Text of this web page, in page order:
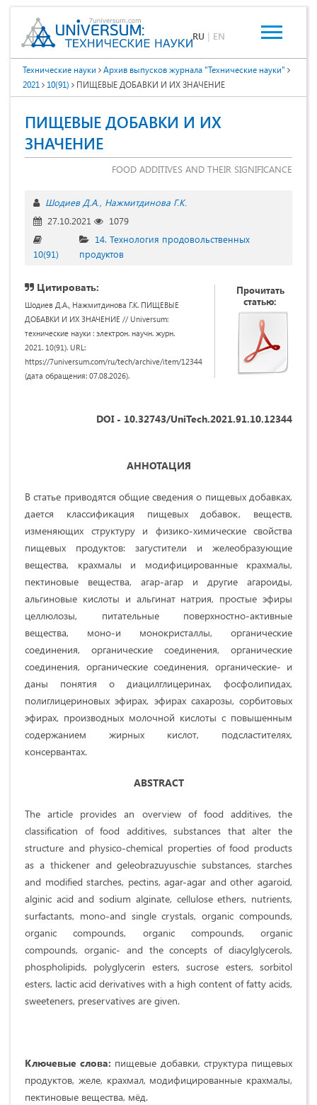
RU | EN
Технические науки
Архив выпусков журнала "Технические науки"
2021
10(91) ПИЩЕВЫЕ ДОБАВКИ И ИХ ЗНАЧЕНИЕ
ПИЩЕВЫЕ ДОБАВКИ И ИХ
ЗНАЧЕНИЕ
FOOD ADDITIVES AND THEIR SIGNIFICANCE
Шодиев Д.А. Нажмитдинова Г.К.
27.10.2021
1079
10(91)
14. Технология продовольственных
продуктов
Цитировать:
Шодиев Д.А., Нажмитдинова Г.К. ПИЩЕВЫЕ
ДОБАВКИ И ИХ ЗНАЧЕНИЕ // Universum:
технические науки : электрон. научн. журн.
2021. 10(91). URL:
https://7universum.com/ru/tech/archive/item/12344
(дата обращения: 07.08.2026).
Прочитать
статью:
DOI - 10.32743/UniTech.2021.91.10.12344
АННОТАЦИЯ
В статье приводятся общие сведения о пищевых добавках,
дается классификация пищевых добавок, веществ,
изменяющих структуру и физико-химические свойства
пищевых продуктов: загустители и желеобразующие
вещества, крахмалы и модифицированные крахмалы,
пектиновые вещества, агар-агар и другие агароиды,
альгиновые кислоты и альгинат натрия, простые эфиры
целлюлозы, питательные поверхностно-активные
вещества, моно-и монокристаллы, органические
соединения, органические соединения, органические
соединения, органические соединения, органические- и
даны понятия о диацилглицеринах, фосфолипидах,
полиглицериновых эфирах, эфирах сахарозы, сорбитовых
эфирах, производных молочной кислоты с повышенным
содержанием жирных кислот, подсластителях,
консервантах.
ABSTRACT
The article provides an overview of food additives, the
classification of food additives, substances that alter the
structure and physico-chemical properties of food products
as a thickener and geleobrazuyuschie substances, starches
and modified starches, pectins, agar-agar and other agaroid,
alginic acid and sodium alginate, cellulose ethers, nutrients,
surfactants, mono-and single crystals, organic compounds,
organic compounds, organic compounds, organic
compounds, organic- and the concepts of diacylglycerols,
phospholipids, polyglycerin esters, sucrose esters, sorbitol
esters, lactic acid derivatives with a high content of fatty acids,
sweeteners, preservatives are given.
Ключевые слова: пищевые добавки, структура пищевых
продуктов, желе, крахмал, модифицированные крахмалы,
пектиновые вещества, мёд.